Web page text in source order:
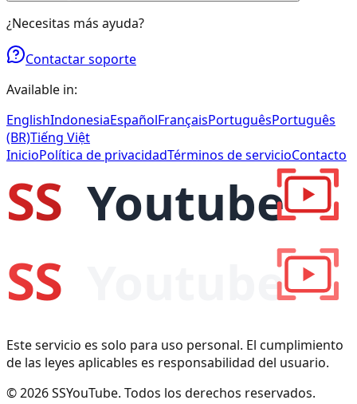
¿Necesitas más ayuda?
Contactar soporte
Available in:
EnglishIndonesiaEspañolFrançaisPortuguêsPortuguês
(BR)Tiếng Việt
InicioPolítica de privacidadTérminos de servicioContacto
Este servicio es solo para uso personal. El cumplimiento
de las leyes aplicables es responsabilidad del usuario.
© 2026 SSYouTube. Todos los derechos reservados.